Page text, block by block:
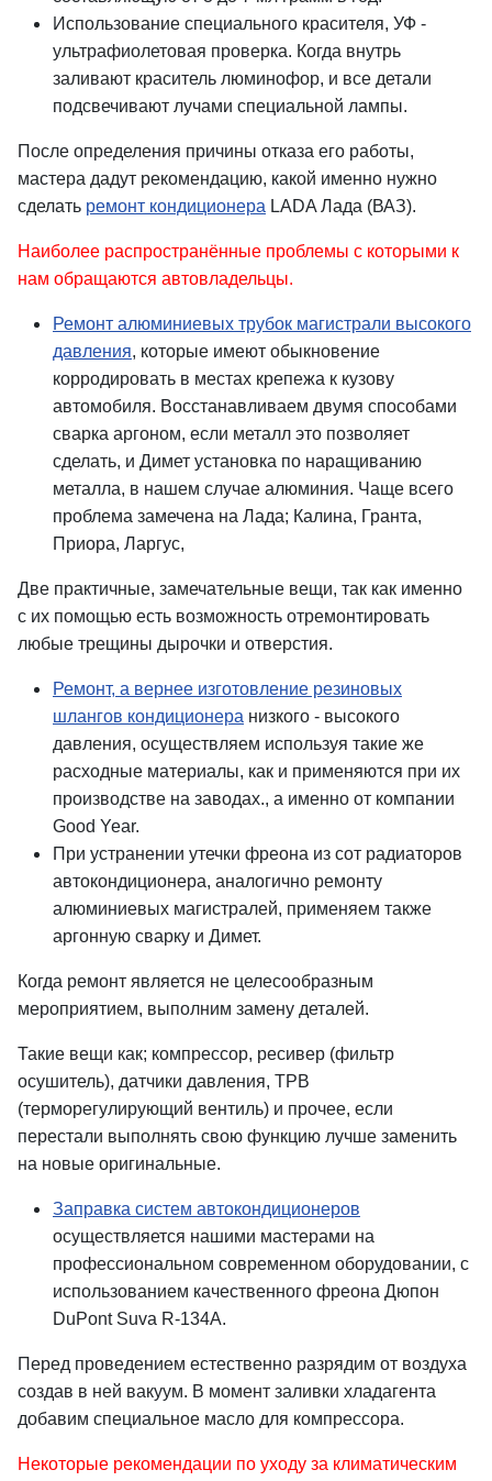
Использование специального красителя, УФ -
ультрафиолетовая проверка. Когда внутрь
заливают краситель люминофор, и все детали
подсвечивают лучами специальной лампы.
После определения причины отказа его работы,
мастера дадут рекомендацию, какой именно нужно
сделать ремонт кондиционера LADA Лада (ВАЗ).
Наиболее распространённые проблемы с которыми к
нам обращаются автовладельцы.
Ремонт алюминиевых трубок магистрали высокого
давления, которые имеют обыкновение
корродировать в местах крепежа к кузову
автомобиля. Восстанавливаем двумя способами
сварка аргоном, если металл это позволяет
сделать, и Димет установка по наращиванию
металла, в нашем случае алюминия. Чаще всего
проблема замечена на Лада; Калина, Гранта,
Приора, Ларгус,
Две практичные, замечательные вещи, так как именно
с их помощью есть возможность отремонтировать
любые трещины дырочки и отверстия.
Ремонт, а вернее изготовление резиновых
шлангов кондиционера низкого - высокого
давления, осуществляем используя такие же
расходные материалы, как и применяются при их
производстве на заводах., а именно от компании
Good Year.
При устранении утечки фреона из сот радиаторов
автокондиционера, аналогично ремонту
алюминиевых магистралей, применяем также
аргонную сварку и Димет.
Когда ремонт является не целесообразным
мероприятием, выполним замену деталей.
Такие вещи как; компрессор, ресивер (фильтр
осушитель), датчики давления, ТРВ
(терморегулирующий вентиль) и прочее, если
перестали выполнять свою функцию лучше заменить
на новые оригинальные.
Заправка систем автокондиционеров
осуществляется нашими мастерами на
профессиональном современном оборудовании, с
использованием качественного фреона Дюпон
DuPont Suva R-134A.
Перед проведением естественно разрядим от воздуха
создав в ней вакуум. В момент заливки хладагента
добавим специальное масло для компрессора.
Некоторые рекомендации по уходу за климатическим